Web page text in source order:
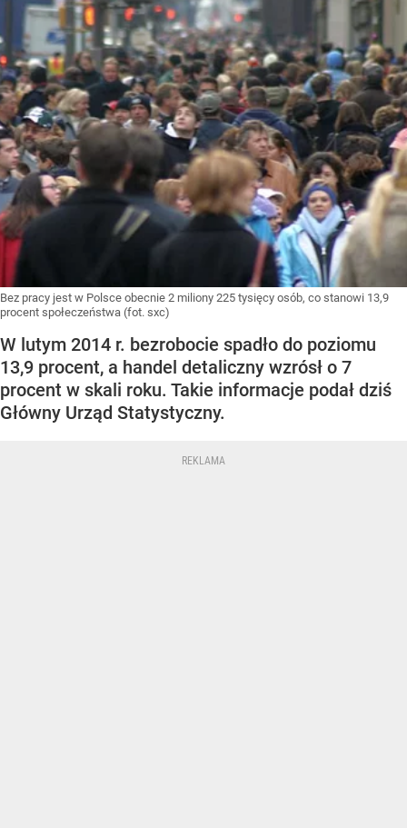
Bez pracy jest w Polsce obecnie 2 miliony 225 tysięcy osób, co stanowi 13,9
procent społeczeństwa (fot. sxc)
W lutym 2014 r. bezrobocie spadło do poziomu
13,9 procent, a handel detaliczny wzrósł o 7
procent w skali roku. Takie informacje podał dziś
Główny Urząd Statystyczny.